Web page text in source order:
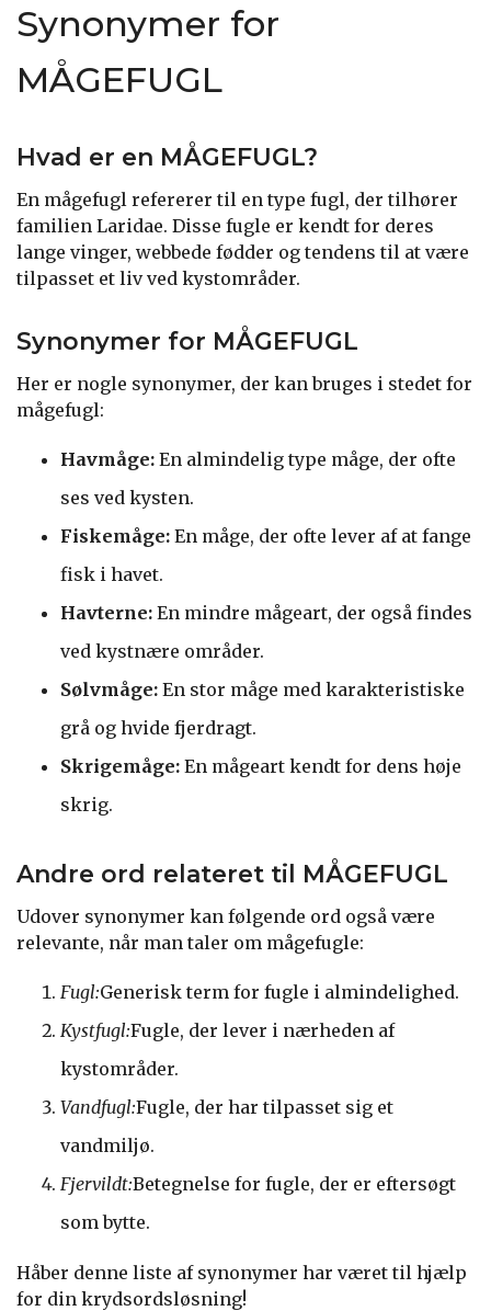
Synonymer for
MÅGEFUGL
Hvad er en MÅGEFUGL?
En mågefugl refererer til en type fugl, der tilhører
familien Laridae. Disse fugle er kendt for deres
lange vinger, webbede fødder og tendens til at være
tilpasset et liv ved kystområder.
Synonymer for MÅGEFUGL
Her er nogle synonymer, der kan bruges i stedet for
mågefugl:
Havmåge: En almindelig type måge, der ofte
ses ved kysten.
Fiskemåge: En måge, der ofte lever af at fange
fisk i havet.
Havterne: En mindre mågeart, der også findes
ved kystnære områder.
Sølvmåge: En stor måge med karakteristiske
grå og hvide fjerdragt.
Skrigemåge: En mågeart kendt for dens høje
skrig.
Andre ord relateret til MÅGEFUGL
Udover synonymer kan følgende ord også være
relevante, når man taler om mågefugle:
Fugl:Generisk term for fugle i almindelighed.
Kystfugl:Fugle, der lever i nærheden af
kystområder.
Vandfugl:Fugle, der har tilpasset sig et
vandmiljø.
Fjervildt:Betegnelse for fugle, der er eftersøgt
som bytte.
Håber denne liste af synonymer har været til hjælp
for din krydsordsløsning!